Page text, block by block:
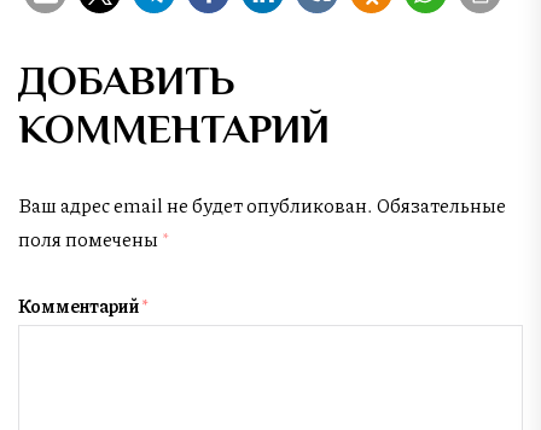
ДОБАВИТЬ
КОММЕНТАРИЙ
Ваш адрес email не будет опубликован. Обязательные
поля помечены *
Комментарий*